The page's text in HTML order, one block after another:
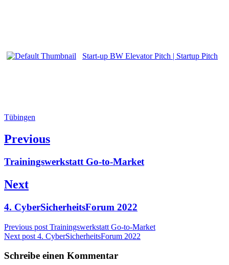
Start-up BW Elevator Pitch | Startup Pitch
Tübingen
Beitragsnavigation
Previous
Previous
Trainingswerkstatt Go-to-Market
Next
Next
4. CyberSicherheitsForum 2022
Previous post Trainingswerkstatt Go-to-Market
Next post 4. CyberSicherheitsForum 2022
Schreibe einen Kommentar